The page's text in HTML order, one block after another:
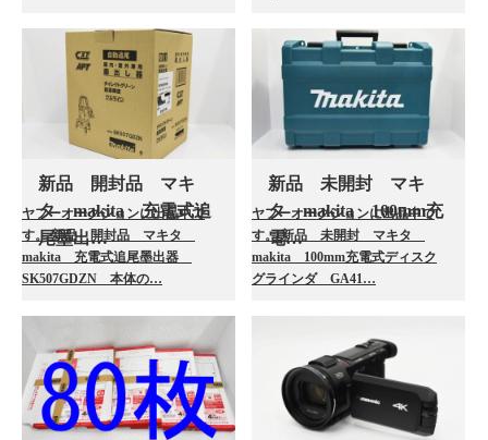
新品 開封品 マキ
タ makita 充電式追
尾墨出…
ヤフーオークションに出品中で
す。 新品 開封品 マキタ
makita 充電式追尾墨出器
SK507GDZN 本体の…
新品 未開封 マキ
タ makita 100mm充
電…
ヤフーオークションに出品中で
す。 新品 未開封 マキタ
makita 100mm充電式ディスク
グラインダ GA41…